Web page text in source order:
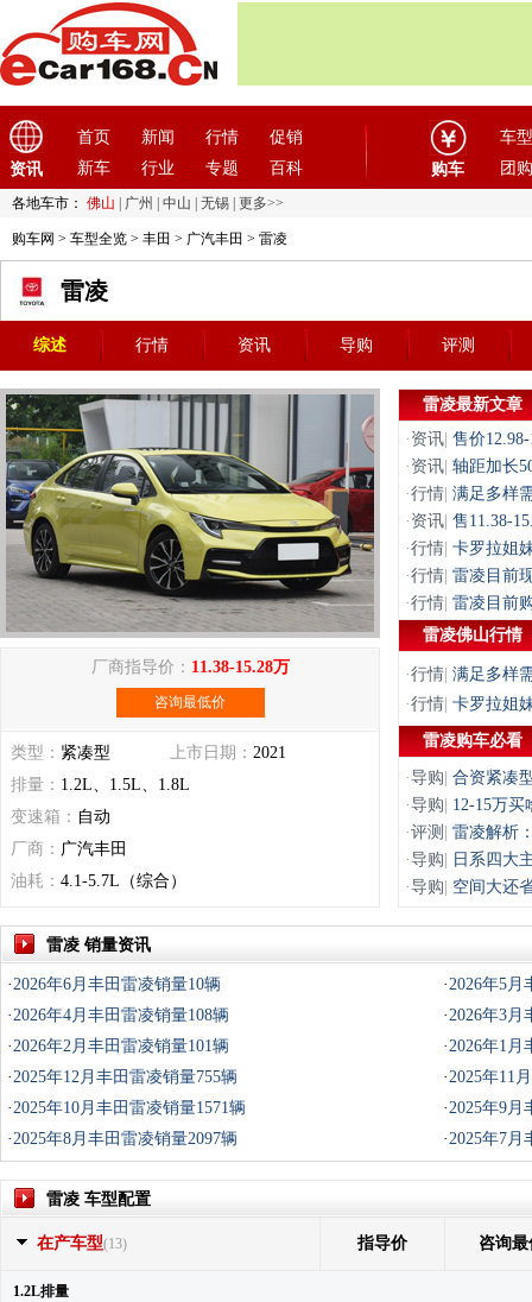
资讯
首页 新闻 行情
促销
新车
行业 专题 百科 购车
车型
团购
各地车市： 佛山 广州 中山 无锡 更多>>
购车网 > 车型全览 > 丰田 > 广汽丰田 > 雷凌
雷凌
综述 行情 资讯 导购 评测
厂商指导价： 11.38-15.28万
咨询最低价
类型： 紧凑型 上市日期： 2021
排量： 1.2L、1.5L、1.8L
变速箱： 自动
厂商： 广汽丰田
油耗： 4.1-5.7L（综合）
雷凌最新文章
· 资讯 售价
· 资讯 轴距加长
·行情 满足多样
· 资讯 售11.38-
·行情 卡罗拉姐
·行情 雷凌目前
·行情 雷凌目前
雷凌佛山行情
·行情 满足多样
·行情 卡罗拉姐
雷凌购车必看
·导购 合资紧凑
·导购 12-15万
·评测
雷凌解析
·导购
日系四大
·导购 空间大还
雷凌 销量资讯
·2026年6月丰田雷凌销量10辆 ·2026年5月
·2026年4月丰田雷凌销量108辆 ·2026年3月
·2026年2月丰田雷凌销量101辆 ·2026年1月
·2025年12月丰田雷凌销量755辆 ·2025年11
·2025年10月丰田雷凌销量1571辆 ·2025年9月
·2025年8月丰田雷凌销量2097辆 ·2025年7月
雷凌 车型配置
在产车型(13) 指导价 咨询最
1.2L排量